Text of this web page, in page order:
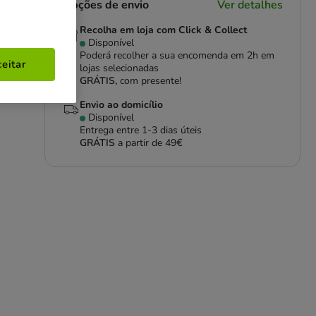
Opções de envio Ver detalhes
Recolha em loja com Click & Collect
Disponível
Poderá recolher a sua encomenda em 2h em
lojas selecionadas
GRÁTIS,com presente!
Envio ao domicílio
Disponível
Entrega entre 1-3 dias úteis
GRÁTIS a partir de 49€